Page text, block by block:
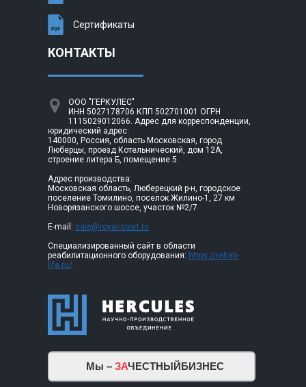
Сертификаты
КОНТАКТЫ
ООО "ГЕРКУЛЕС"
ИНН 5027178706 КПП 502701001 ОГРН
1115029012066. Адрес для корреспонденции,
юридический адрес:
140000, Россия, область Московская, город
Люберцы, проезд Котельнический, дом 12А,
строение литера Б, помещение 5
Адрес производства:
Московская область, Люберецкий р-н, городское
поселение Томилино, поселок Жилино-1, 27 км
Новорязанского шоссе, участок №2/7
E-mail: sale@royal-sport.ru
Специализированный сайт в области
реабилитационного оборудования: https://rehab-
life.ru/
Мы – ЗАЧЕСТНЫЙБИЗНЕС